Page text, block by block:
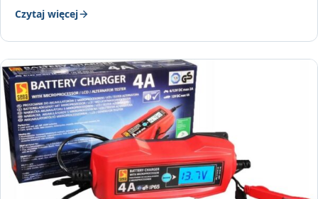
Czytaj więcej